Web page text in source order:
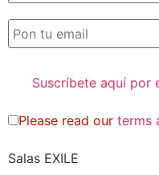
Please read our terms
Salas EXILE